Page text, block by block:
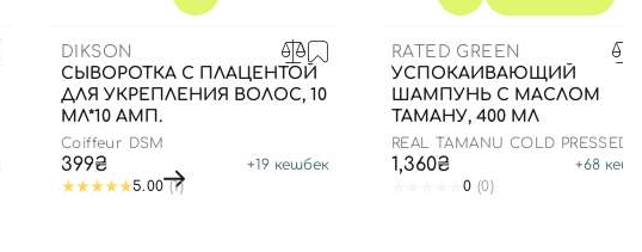
DIKSON
СЫВОРОТКА С ПЛАЦЕНТОЙ
ДЛЯ УКРЕПЛЕНИЯ ВОЛОС, 10
МЛ*10 АМП.
Coiffeur DSM
399₴ +19 кешбек
5.00 (1)
RATED GREEN
УСПОКАИВАЮЩИЙ
ШАМПУНЬ С МАСЛОМ
ТАМАНУ, 400 МЛ
REAL TAMANU COLD PRESSED
TAMANU OIL SOOTHING SCALP
SHAMPOO
1,360₴ +68
0 (0)